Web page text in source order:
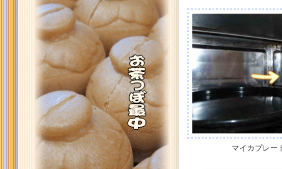
マイカプレー